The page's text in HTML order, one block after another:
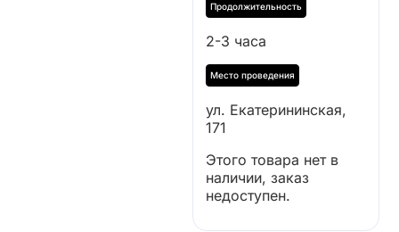
2-3 часа
ул. Екатерининская,
171
Этого товара нет в
наличии, заказ
недоступен.